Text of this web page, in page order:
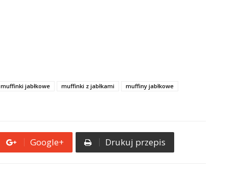
muffinki jabłkowe muffinki z jabłkami
muffiny jabłkowe
Google+ Drukuj przepis